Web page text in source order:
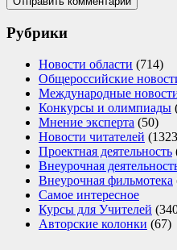
Рубрики
Новости области (714)
Общероссийские
Международные
Конкурсы и олимпиады
Мнение эксперта (50)
Новости читателей
Проектная деятельность
Внеурочная
Внеурочная фильмотека
Самое интересное
Курсы для Учителей
Авторские колонки (67)